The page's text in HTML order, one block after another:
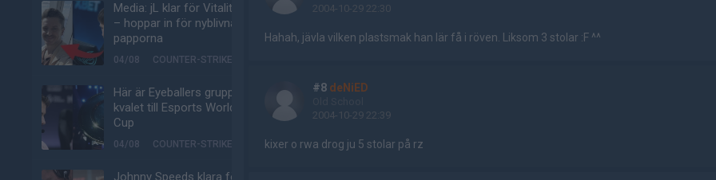
Media: jL klar för Vitality
– hoppar in för nyblivna
papporna
04/08 COUNTER-STRIKE
Här är Eyeballers grupp i
kvalet till Esports World
Cup
04/08 COUNTER-STRIKE
Johnny Speeds klara för
2004-10-29 22:30
Hahah, jävla vilken plastsmak han lär få i röven. Liksom 3 stolar :F ^^
#8 deNiED
2004-10-29 22:39
kixer o rwa drog ju 5 stolar på rz